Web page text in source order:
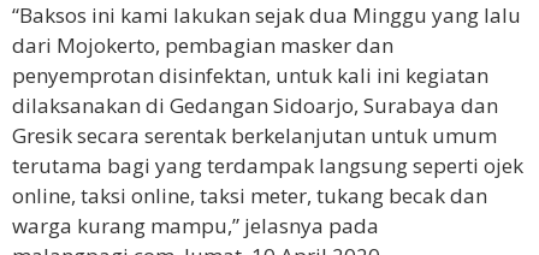
“Baksos ini kami lakukan sejak dua Minggu yang lalu
dari Mojokerto, pembagian masker dan
penyemprotan disinfektan, untuk kali ini kegiatan
dilaksanakan di Gedangan Sidoarjo, Surabaya dan
Gresik secara serentak berkelanjutan untuk umum
terutama bagi yang terdampak langsung seperti ojek
online, taksi online, taksi meter, tukang becak dan
warga kurang mampu,” jelasnya pada